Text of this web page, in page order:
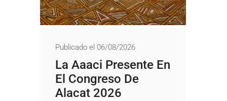
Publicado el 06/08/2026
La Aaaci Presente En
El Congreso De
Alacat 2026